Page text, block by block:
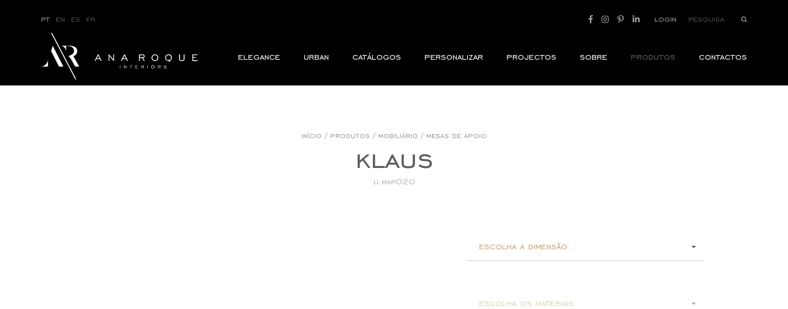
pt en es fr login
elegance urban catálogos personalizar projectos sobre produtos contactos
início / produtos / mobiliário / mesas de apoio
klaus
u.map020
escolha a dimensão:
escolha os materiais: